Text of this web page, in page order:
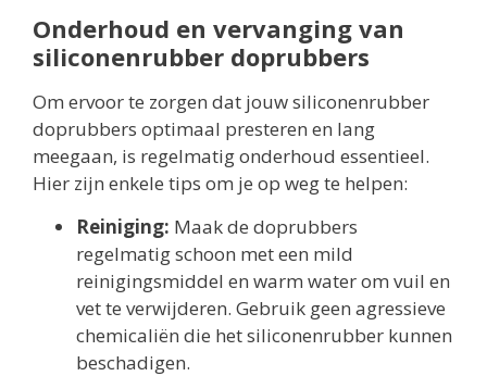
Onderhoud en vervanging van
siliconenrubber doprubbers
Om ervoor te zorgen dat jouw siliconenrubber
doprubbers optimaal presteren en lang
meegaan, is regelmatig onderhoud essentieel.
Hier zijn enkele tips om je op weg te helpen:
Reiniging: Maak de doprubbers
regelmatig schoon met een mild
reinigingsmiddel en warm water om vuil en
vet te verwijderen. Gebruik geen agressieve
chemicaliën die het siliconenrubber kunnen
beschadigen.